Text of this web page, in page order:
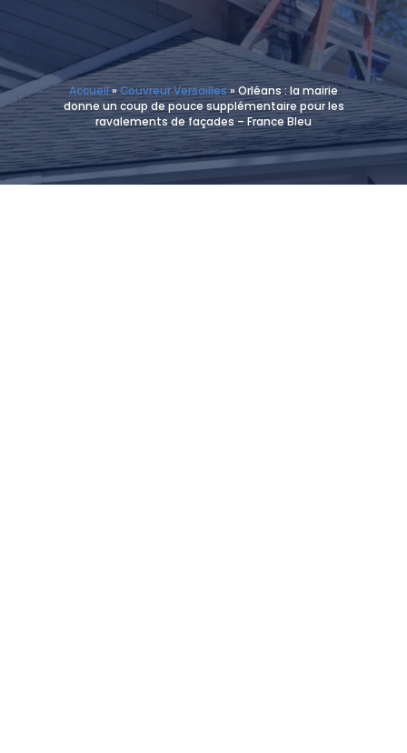
Accueil»Couvreur Versailles»Orléans : la mairie
donne un coup de pouce supplémentaire pour les
ravalements de façades – France Bleu